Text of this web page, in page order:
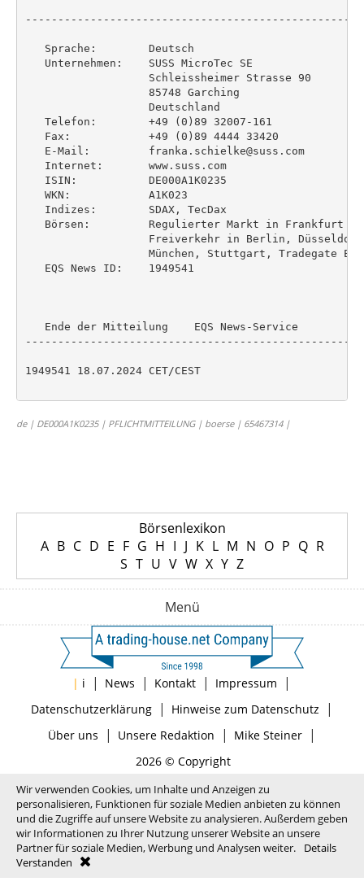
   Sprache:        Deutsch
   Unternehmen:    SUSS MicroTec SE
                   Schleissheimer Strasse 90
                   85748 Garching
                   Deutschland
   Telefon:        +49 (0)89 32007-161
   Fax:            +49 (0)89 4444 33420
   E-Mail:         franka.schielke@suss.com
   Internet:       www.suss.com
   ISIN:           DE000A1K0235
   WKN:            A1K023
   Indizes:        SDAX, TecDax
Börsen:         Regulierter Markt in Frankfurt
Freiverkehr in Berlin,
München, Stuttgart, Tradegate
   EQS News ID:    1949541
   Ende der Mitteilung    EQS News-Service
1949541 18.07.2024 CET/CEST
de | DE000A1K0235 | PFLICHTMITTEILUNG | boerse | 65467314 |
Börsenlexikon
A B C D E F G H I J K L M N O P Q R
S T U V W X Y Z
Menü
| i | News | Kontakt | Impressum |
Datenschutzerklärung| Hinweise zum Datenschutz |
Über uns | Unsere Redaktion | Mike Steiner|
2026 © Copyright
Wir verwenden Cookies, um Inhalte und Anzeigen zu
personalisieren, Funktionen für soziale Medien anbieten zu können
und die Zugriffe auf unsere Website zu analysieren. Außerdem geben
wir Informationen zu Ihrer Nutzung unserer Website an unsere
Partner für soziale Medien, Werbung und Analysen weiter.
Details
Verstanden